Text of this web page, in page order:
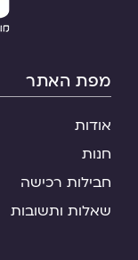
מפת האתר
אודות
חנות
חבילות רכישה
שאלות ותשובות